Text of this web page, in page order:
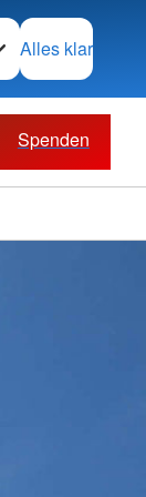
Alles klar
Spenden